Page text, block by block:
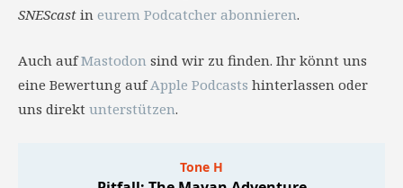
SNEScast in eurem Podcatcher abonnieren.
Auch aufMastodon sind wir zu finden. Ihr könnt uns
eine Bewertung aufApple Podcasts hinterlassen oder
uns direkt unterstützen.